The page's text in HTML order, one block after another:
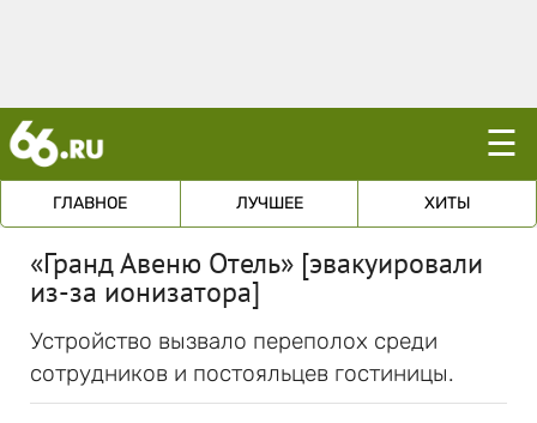
☰
ГЛАВНОЕ ЛУЧШЕЕ ХИТЫ
«Гранд Авеню Отель» [эвакуировали
из-за ионизатора]
Устройство вызвало переполох среди
сотрудников и постояльцев гостиницы.